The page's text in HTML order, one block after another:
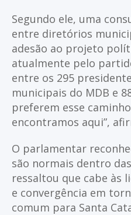
Segundo ele, uma
entre diretórios
adesão ao projeto
atualmente pelo
entre os 295
municipais do MDB e
preferem esse
encontramos aqui”,
O parlamentar
são normais dentro
ressaltou que cabe às
e convergência em
comum para Santa